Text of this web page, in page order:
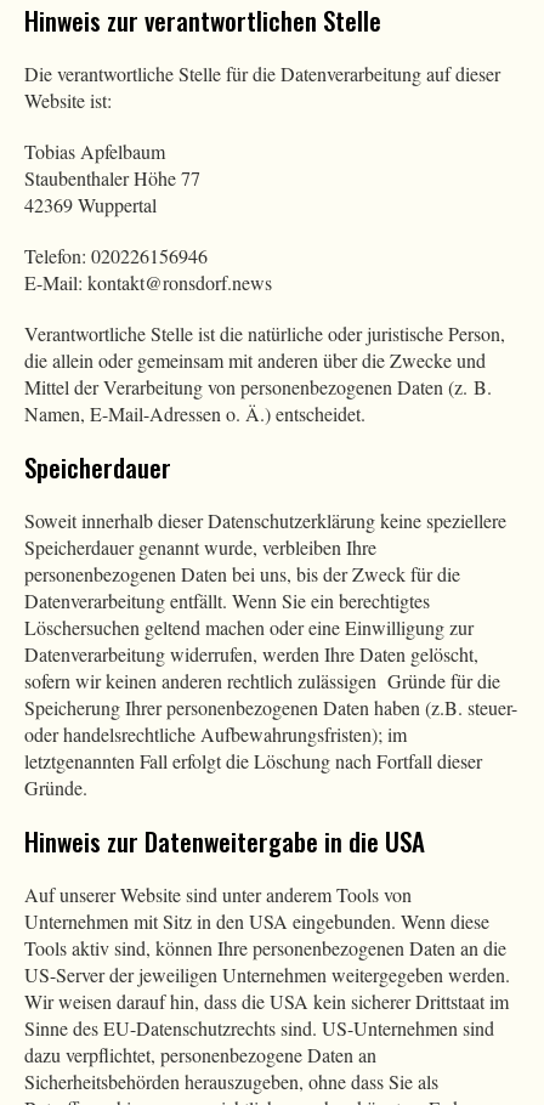
Hinweis zur verantwortlichen Stelle
Die verantwortliche Stelle für die Datenverarbeitung auf dieser
Website ist:
Tobias Apfelbaum
Staubenthaler Höhe 77
42369 Wuppertal
Telefon: 020226156946
E-Mail: kontakt@ronsdorf.news
Verantwortliche Stelle ist die natürliche oder juristische Person,
die allein oder gemeinsam mit anderen über die Zwecke und
Mittel der Verarbeitung von personenbezogenen Daten (z. B.
Namen, E-Mail-Adressen o. Ä.) entscheidet.
Speicherdauer
Soweit innerhalb dieser Datenschutzerklärung keine speziellere
Speicherdauer genannt wurde, verbleiben Ihre
personenbezogenen Daten bei uns, bis der Zweck für die
Datenverarbeitung entfällt. Wenn Sie ein berechtigtes
Löschersuchen geltend machen oder eine Einwilligung zur
Datenverarbeitung widerrufen, werden Ihre Daten gelöscht,
sofern wir keinen anderen rechtlich zulässigen Gründe für die
Speicherung Ihrer personenbezogenen Daten haben (z.B. steuer-
oder handelsrechtliche Aufbewahrungsfristen); im
letztgenannten Fall erfolgt die Löschung nach Fortfall dieser
Gründe.
Hinweis zur Datenweitergabe in die USA
Auf unserer Website sind unter anderem Tools von
Unternehmen mit Sitz in den USA eingebunden. Wenn diese
Tools aktiv sind, können Ihre personenbezogenen Daten an die
US-Server der jeweiligen Unternehmen weitergegeben werden.
Wir weisen darauf hin, dass die USA kein sicherer Drittstaat im
Sinne des EU-Datenschutzrechts sind. US-Unternehmen sind
dazu verpflichtet, personenbezogene Daten an
Sicherheitsbehörden herauszugeben, ohne dass Sie als